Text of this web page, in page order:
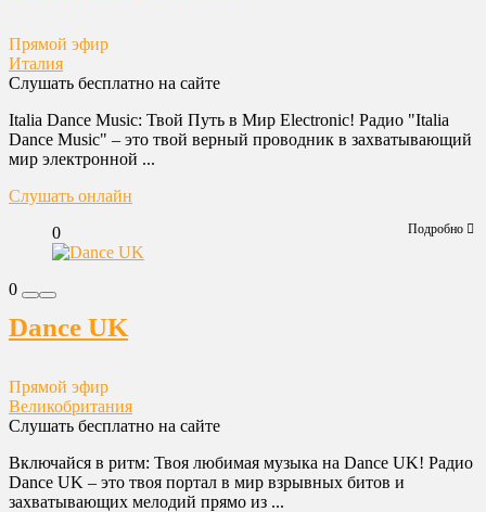
Прямой эфир
Италия
Слушать бесплатно на сайте
Italia Dance Music: Твой Путь в Мир Electronic! Радио "Italia
Dance Music" – это твой верный проводник в захватывающий
мир электронной ...
Слушать онлайн
Подробно
0
0
Dance UK
Прямой эфир
Великобритания
Слушать бесплатно на сайте
Включайся в ритм: Твоя любимая музыка на Dance UK! Радио
Dance UK – это твоя портал в мир взрывных битов и
захватывающих мелодий прямо из ...